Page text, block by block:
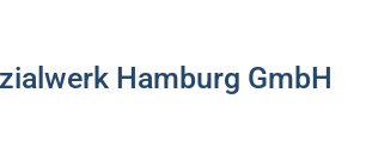
Hamburg GmbH